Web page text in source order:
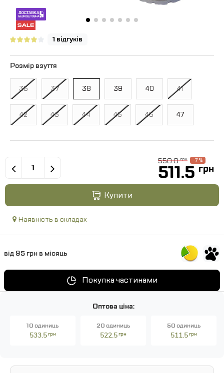
1 відгуків
Розмір взуття
36 37 38 39 40 41
42 43 44 45 46 47
550.0грн -7 %
511.5 грн
Купити
Наявність в складах
від 95 грн в місяць
Покупка частинами
Оптова ціна:
10 одиниць
533.5грн
20 одиниць
522.5грн
50 одиниць
511.5грн